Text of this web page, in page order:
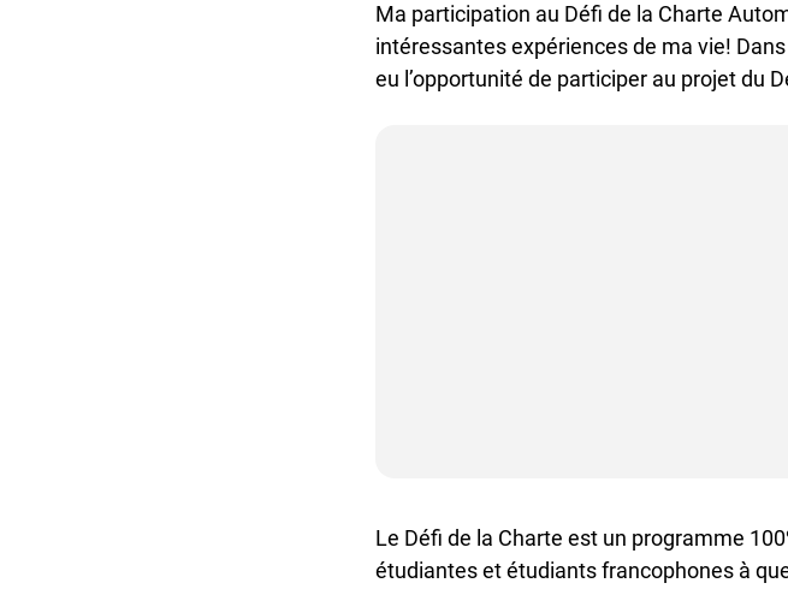
Ma participation au Défi de la Charte
intéressantes expériences de ma vie!
eu l’opportunité de participer au projet du
Le Défi de la Charte est un programme
étudiantes et étudiants francophones à